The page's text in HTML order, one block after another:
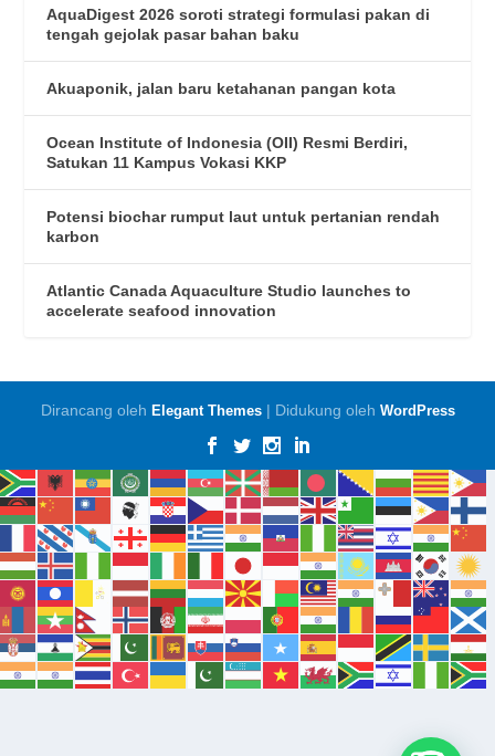
AquaDigest 2026 soroti strategi formulasi pakan di
tengah gejolak pasar bahan baku
Akuaponik, jalan baru ketahanan pangan kota
Ocean Institute of Indonesia (OII) Resmi Berdiri,
Satukan 11 Kampus Vokasi KKP
Potensi biochar rumput laut untuk pertanian rendah
karbon
Atlantic Canada Aquaculture Studio launches to
accelerate seafood innovation
Dirancang oleh Elegant Themes| Didukung oleh WordPress